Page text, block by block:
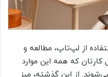
از لپ‌تاپ، مطالعه و
کارتان که همه این موارد
از این گذشته، میز